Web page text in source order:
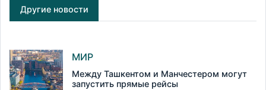
Другие новости
МИР
Между Ташкентом и Манчестером могут
запустить прямые рейсы